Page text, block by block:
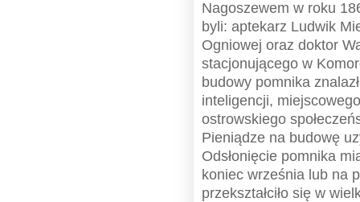
Nagoszewem w roku
byli: aptekarz Ludwik
Ogniowej oraz doktor
stacjonującego w
budowy pomnika
inteligencji,
ostrowskiego
Pieniądze na budowę
Odsłonięcie pomnika
koniec września lub na
przekształciło się w